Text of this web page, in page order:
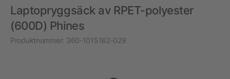
Laptopryggsäck av RPET-polyester
(600D) Phines
Produktnummer: 360-1015162-029